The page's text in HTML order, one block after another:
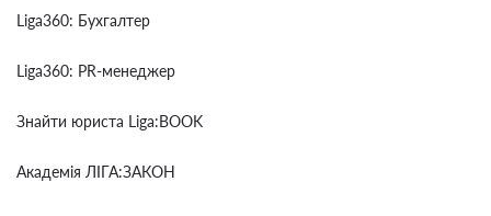
Liga360: Бухгалтер
Liga360: PR-менеджер
Знайти юриста Liga:BOOK
Академія ЛІГА:ЗАКОН